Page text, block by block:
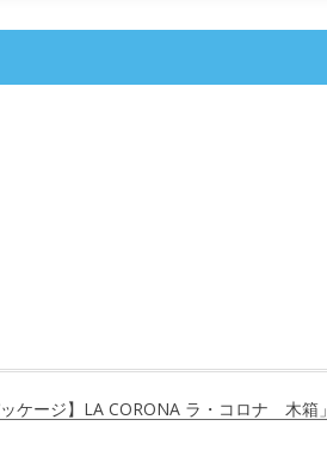
ッケージ】LA CORONA ラ・コロナ 木箱」